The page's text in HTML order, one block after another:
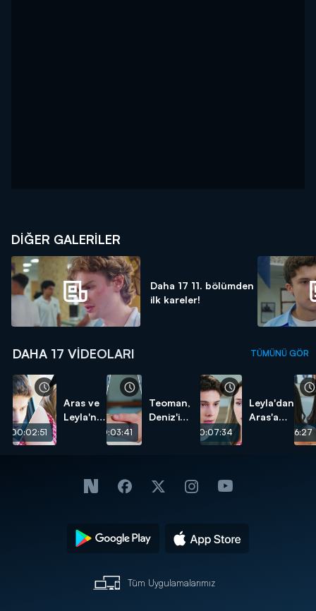
DİĞER GALERİLER
Daha 17 11. bölümden
ilk kareler!
DAHA 17 VIDEOLARI TÜMÜNÜ GÖR
00:02:51
Aras ve
Leyla'nın
00:03:41
Teoman,
Deniz'i
00:07:34
Leyla'dan
Aras'a
00:06:27
Tüm Uygulamalarımız